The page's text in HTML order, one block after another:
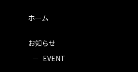
ホーム
お知らせ
EVENT